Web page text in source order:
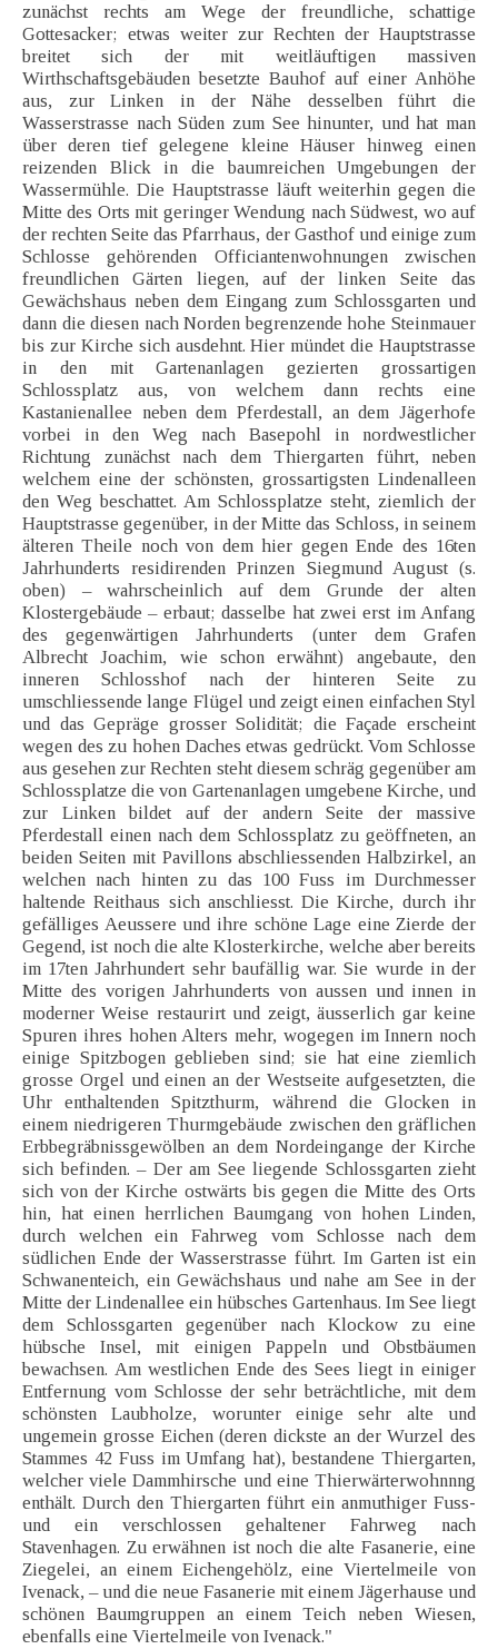
zunächst rechts am Wege der freundliche, schattige
Gottesacker; etwas weiter zur Rechten der Hauptstrasse
breitet sich der mit weitläuftigen massiven
Wirthschaftsgebäuden besetzte Bauhof auf einer Anhöhe
aus, zur Linken in der Nähe desselben führt die
Wasserstrasse nach Süden zum See hinunter, und hat man
über deren tief gelegene kleine Häuser hinweg einen
reizenden Blick in die baumreichen Umgebungen der
Wassermühle. Die Hauptstrasse läuft weiterhin gegen die
Mitte des Orts mit geringer Wendung nach Südwest, wo auf
der rechten Seite das Pfarrhaus, der Gasthof und einige zum
Schlosse gehörenden Officiantenwohnungen zwischen
freundlichen Gärten liegen, auf der linken Seite das
Gewächshaus neben dem Eingang zum Schlossgarten und
dann die diesen nach Norden begrenzende hohe Steinmauer
bis zur Kirche sich ausdehnt. Hier mündet die Hauptstrasse
in den mit Gartenanlagen gezierten grossartigen
Schlossplatz aus, von welchem dann rechts eine
Kastanienallee neben dem Pferdestall, an dem Jägerhofe
vorbei in den Weg nach Basepohl in nordwestlicher
Richtung zunächst nach dem Thiergarten führt, neben
welchem eine der schönsten, grossartigsten Lindenalleen
den Weg beschattet. Am Schlossplatze steht, ziemlich der
Hauptstrasse gegenüber, in der Mitte das Schloss, in seinem
älteren Theile noch von dem hier gegen Ende des 16ten
Jahrhunderts residirenden Prinzen Siegmund August (s.
oben) – wahrscheinlich auf dem Grunde der alten
Klostergebäude – erbaut; dasselbe hat zwei erst im Anfang
des gegenwärtigen Jahrhunderts (unter dem Grafen
Albrecht Joachim, wie schon erwähnt) angebaute, den
inneren Schlosshof nach der hinteren Seite zu
umschliessende lange Flügel und zeigt einen einfachen Styl
und das Gepräge grosser Solidität; die Façade erscheint
wegen des zu hohen Daches etwas gedrückt. Vom Schlosse
aus gesehen zur Rechten steht diesem schräg gegenüber am
Schlossplatze die von Gartenanlagen umgebene Kirche, und
zur Linken bildet auf der andern Seite der massive
Pferdestall einen nach dem Schlossplatz zu geöffneten, an
beiden Seiten mit Pavillons abschliessenden Halbzirkel, an
welchen nach hinten zu das 100 Fuss im Durchmesser
haltende Reithaus sich anschliesst. Die Kirche, durch ihr
gefälliges Aeussere und ihre schöne Lage eine Zierde der
Gegend, ist noch die alte Klosterkirche, welche aber bereits
im 17ten Jahrhundert sehr baufällig war. Sie wurde in der
Mitte des vorigen Jahrhunderts von aussen und innen in
moderner Weise restaurirt und zeigt, äusserlich gar keine
Spuren ihres hohen Alters mehr, wogegen im Innern noch
einige Spitzbogen geblieben sind; sie hat eine ziemlich
grosse Orgel und einen an der Westseite aufgesetzten, die
Uhr enthaltenden Spitzthurm, während die Glocken in
einem niedrigeren Thurmgebäude zwischen den gräflichen
Erbbegräbnissgewölben an dem Nordeingange der Kirche
sich befinden. – Der am See liegende Schlossgarten zieht
sich von der Kirche ostwärts bis gegen die Mitte des Orts
hin, hat einen herrlichen Baumgang von hohen Linden,
durch welchen ein Fahrweg vom Schlosse nach dem
südlichen Ende der Wasserstrasse führt. Im Garten ist ein
Schwanenteich, ein Gewächshaus und nahe am See in der
Mitte der Lindenallee ein hübsches Gartenhaus. Im See liegt
dem Schlossgarten gegenüber nach Klockow zu eine
hübsche Insel, mit einigen Pappeln und Obstbäumen
bewachsen. Am westlichen Ende des Sees liegt in einiger
Entfernung vom Schlosse der sehr beträchtliche, mit dem
schönsten Laubholze, worunter einige sehr alte und
ungemein grosse Eichen (deren dickste an der Wurzel des
Stammes 42 Fuss im Umfang hat), bestandene Thiergarten,
welcher viele Dammhirsche und eine Thierwärterwohnnng
enthält. Durch den Thiergarten führt ein anmuthiger Fuss-
und ein verschlossen gehaltener Fahrweg nach
Stavenhagen. Zu erwähnen ist noch die alte Fasanerie, eine
Ziegelei, an einem Eichengehölz, eine Viertelmeile von
Ivenack, – und die neue Fasanerie mit einem Jägerhause und
schönen Baumgruppen an einem Teich neben Wiesen,
ebenfalls eine Viertelmeile von Ivenack."